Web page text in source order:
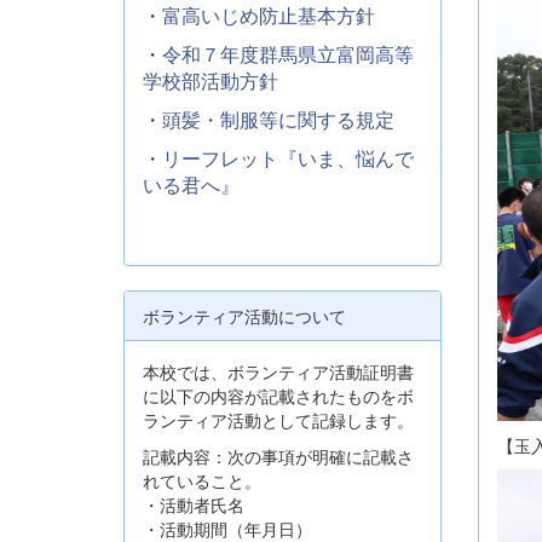
【玉
・ 富高いじめ防止基本方針
・ 令和７年度群馬県立富岡高等
学校部活動方針
・ 頭髪・制服等に関する規定
・ リーフレット『いま、悩んで
いる君へ』
ボランティア活動について
本校では、ボランティア活動証明書
に以下の内容が記載されたものをボ
ランティア活動として記録します。
記載内容：次の事項が明確に記載さ
れていること。
・活動者氏名
・活動期間（年月日）